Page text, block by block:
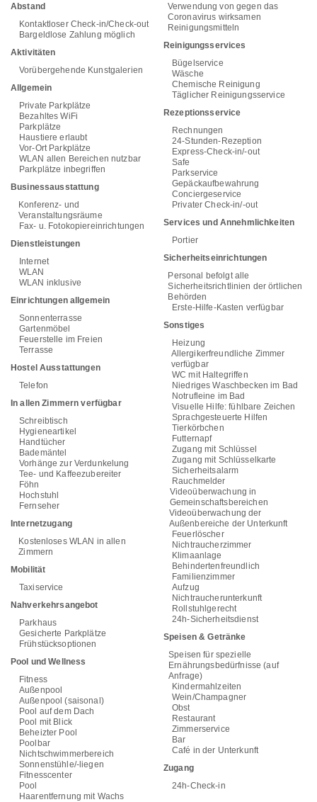
Abstand
Kontaktloser Check-in/Check-out
Bargeldlose Zahlung möglich
Aktivitäten
Vorübergehende Kunstgalerien
Allgemein
Private Parkplätze
Bezahltes WiFi
Parkplätze
Haustiere erlaubt
Vor-Ort Parkplätze
WLAN allen Bereichen nutzbar
Parkplätze inbegriffen
Businessausstattung
Konferenz- und
Veranstaltungsräume
Fax- u. Fotokopiereinrichtungen
Dienstleistungen
Internet
WLAN
WLAN inklusive
Einrichtungen allgemein
Sonnenterrasse
Gartenmöbel
Feuerstelle im Freien
Terrasse
Hostel Ausstattungen
Telefon
In allen Zimmern verfügbar
Schreibtisch
Hygieneartikel
Handtücher
Bademäntel
Vorhänge zur Verdunkelung
Tee- und Kaffeezubereiter
Föhn
Hochstuhl
Fernseher
Internetzugang
Kostenloses WLAN in allen
Zimmern
Mobilität
Taxiservice
Nahverkehrsangebot
Parkhaus
Gesicherte Parkplätze
Frühstücksoptionen
Pool und Wellness
Fitness
Außenpool
Außenpool (saisonal)
Pool auf dem Dach
Pool mit Blick
Beheizter Pool
Poolbar
Nichtschwimmerbereich
Sonnenstühle/-liegen
Fitnesscenter
Pool
Haarentfernung mit Wachs
Verwendung von gegen das
Coronavirus wirksamen
Reinigungsmitteln
Reinigungsservices
Bügelservice
Wäsche
Chemische Reinigung
Täglicher Reinigungsservice
Rezeptionsservice
Rechnungen
24-Stunden-Rezeption
Express-Check-in/-out
Safe
Parkservice
Gepäckaufbewahrung
Conciergeservice
Privater Check-in/-out
Services und Annehmlichkeiten
Portier
Sicherheitseinrichtungen
Personal befolgt alle
Sicherheitsrichtlinien der örtlichen
Behörden
Erste-Hilfe-Kasten verfügbar
Sonstiges
Heizung
Allergikerfreundliche Zimmer
verfügbar
WC mit Haltegriffen
Niedriges Waschbecken im Bad
Notrufleine im Bad
Visuelle Hilfe: fühlbare Zeichen
Sprachgesteuerte Hilfen
Tierkörbchen
Futternapf
Zugang mit Schlüssel
Zugang mit Schlüsselkarte
Sicherheitsalarm
Rauchmelder
Videoüberwachung in
Gemeinschaftsbereichen
Videoüberwachung der
Außenbereiche der Unterkunft
Feuerlöscher
Nichtraucherzimmer
Klimaanlage
Behindertenfreundlich
Familienzimmer
Aufzug
Nichtraucherunterkunft
Rollstuhlgerecht
24h-Sicherheitsdienst
Speisen & Getränke
Speisen für spezielle
Ernährungsbedürfnisse (auf
Anfrage)
Kindermahlzeiten
Wein/Champagner
Obst
Restaurant
Zimmerservice
Bar
Café in der Unterkunft
Zugang
24h-Check-in